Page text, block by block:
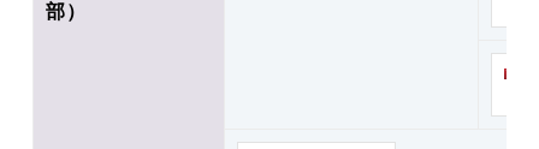
部）